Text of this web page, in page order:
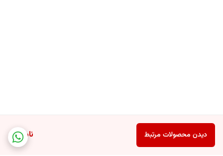
ناموجود دیدن محصولات مرتبط